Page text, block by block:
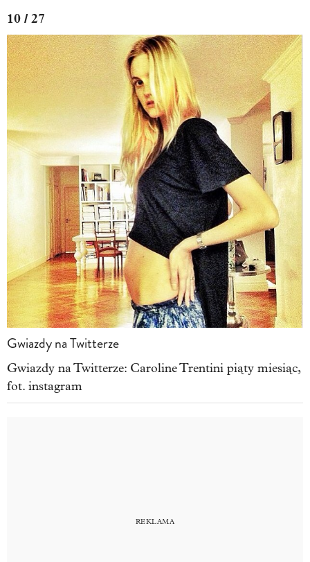
10 / 27
Gwiazdy na Twitterze
Gwiazdy na Twitterze: Caroline Trentini piąty miesiąc,
fot. instagram